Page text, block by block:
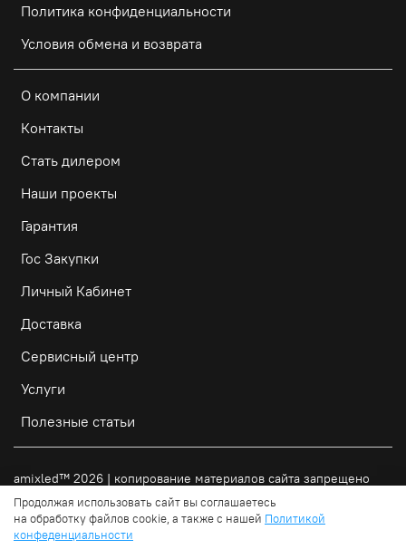
В корзину Получить КП
Политика конфиденциальности
Условия обмена и возврата
О компании
Контакты
Стать дилером
Наши проекты
Гарантия
Гос Закупки
Личный Кабинет
Доставка
Сервисный центр
Услуги
Полезные статьи
amixled™ 2026 | копирование материалов сайта запрещено
Продолжая использовать сайт вы соглашаетесь
на обработку файлов cookie, а также с нашей Политикой
конфеденциальности